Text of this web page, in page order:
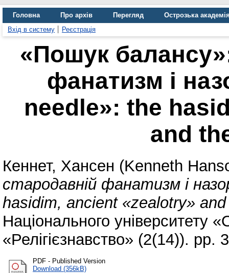
Головна Про архів Перегляд
Острозька
Вхід в систему
Реєстрація
«Пошук
фанатизм і
needle»: the
and
Кеннет, Хансен (Kenneth
стародавній фанатизм і
hasidim, ancient «zealotry»
Національного університету
«Релігієзнавство» (2(14)).
PDF - Published Version
Download (356kB)